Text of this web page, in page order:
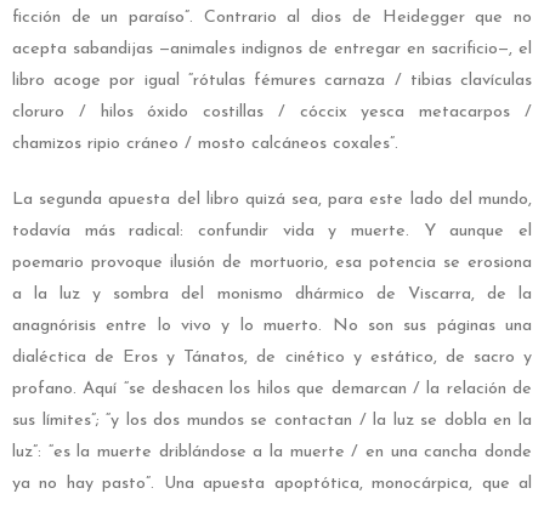
ficción de un paraíso”. Contrario al dios de Heidegger que no
acepta sabandijas —animales indignos de entregar en sacrificio—, el
libro acoge por igual “rótulas fémures carnaza / tibias clavículas
cloruro / hilos óxido costillas / cóccix yesca metacarpos /
chamizos ripio cráneo / mosto calcáneos coxales”.
La segunda apuesta del libro quizá sea, para este lado del mundo,
todavía más radical: confundir vida y muerte. Y aunque el
poemario provoque ilusión de mortuorio, esa potencia se erosiona
a la luz y sombra del monismo dhármico de Viscarra, de la
anagnórisis entre lo vivo y lo muerto. No son sus páginas una
dialéctica de Eros y Tánatos, de cinético y estático, de sacro y
profano. Aquí “se deshacen los hilos que demarcan / la relación de
sus límites”; “y los dos mundos se contactan / la luz se dobla en la
luz”: “es la muerte driblándose a la muerte / en una cancha donde
ya no hay pasto”. Una apuesta apoptótica, monocárpica, que al